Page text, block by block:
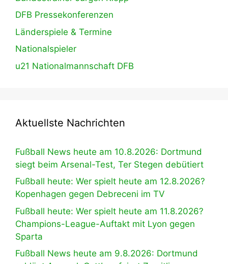
DFB Pressekonferenzen
Länderspiele & Termine
Nationalspieler
u21 Nationalmannschaft DFB
Aktuellste Nachrichten
Fußball News heute am 10.8.2026: Dortmund
siegt beim Arsenal-Test, Ter Stegen debütiert
Fußball heute: Wer spielt heute am 12.8.2026?
Kopenhagen gegen Debreceni im TV
Fußball heute: Wer spielt heute am 11.8.2026?
Champions-League-Auftakt mit Lyon gegen
Sparta
Fußball News heute am 9.8.2026: Dortmund